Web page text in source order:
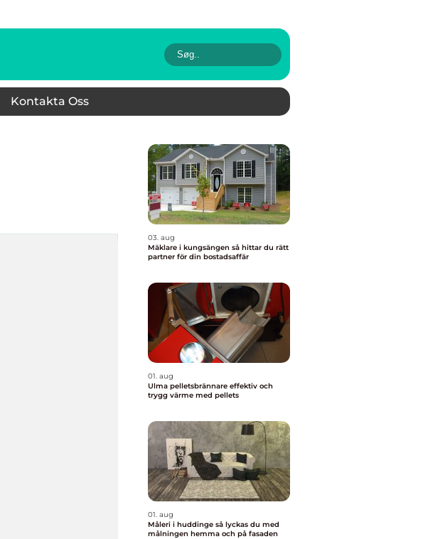
Kontakta Oss
03. aug
Mäklare i kungsängen så hittar du rätt
partner för din bostadsaffär
01. aug
Ulma pelletsbrännare effektiv och
trygg värme med pellets
01. aug
Måleri i huddinge så lyckas du med
målningen hemma och på fasaden